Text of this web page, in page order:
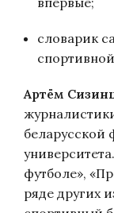
словарик
Артём
беларусской
футболе»,
ряде других